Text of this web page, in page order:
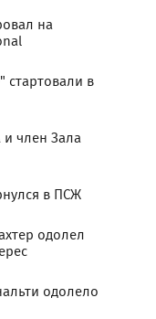
на
стартовали в
член Зала
в ПСЖ
одолел
одолело